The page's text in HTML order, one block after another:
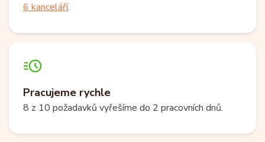
6 kanceláří.
Pracujeme rychle
8 z 10 požadavků vyřešíme do 2 pracovních dnů.